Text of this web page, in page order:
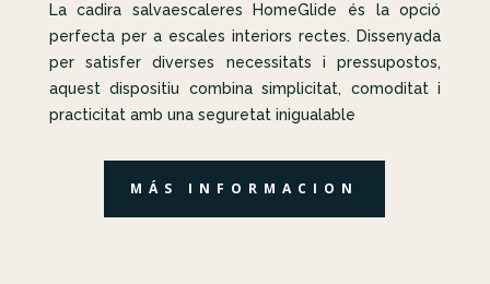
La cadira salvaescaleres HomeGlide és la opció
perfecta per a escales interiors rectes. Dissenyada
per satisfer diverses necessitats i pressupostos,
aquest dispositiu combina simplicitat, comoditat i
practicitat amb una seguretat inigualable
MÁS INFORMACION